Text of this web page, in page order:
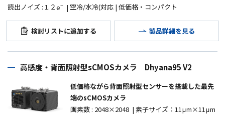
読出ノイズ : 1. ２e– | 空冷/水冷(対応 | 低価格・コンパクト
検討リストに追加する 製品詳細を見る
高感度・背面照射型sCMOSカメラ Dhyana95 V2
低価格ながら背面照射型センサーを搭載した最先
端のsCMOSカメラ
画素数 : 2048×2048 | 素子サイズ： 11μm×11μm